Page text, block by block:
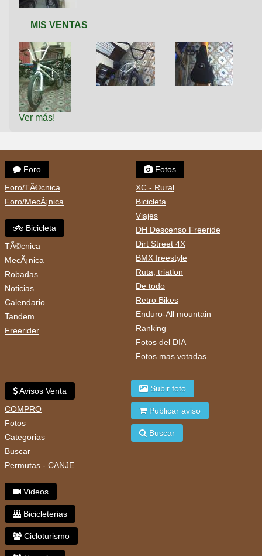
MIS VENTAS
Ver más!
Foro
Foro/TÃ©cnica
Foro/MecÃ¡nica
Bicicleta
TÃ©cnica
MecÃ¡nica
Robadas
Noticias
Calendario
Tandem
Freerider
Fotos
XC - Rural
Bicicleta
Viajes
DH Descenso Freeride
Dirt Street 4X
BMX freestyle
Ruta, triatlon
De todo
Retro Bikes
Enduro-All mountain
Ranking
Fotos del DIA
Fotos mas votadas
Avisos Venta
COMPRO
Fotos
Categorias
Buscar
Permutas - CANJE
Videos
Bicicleterias
Cicloturismo
Subir foto
Publicar aviso
Buscar